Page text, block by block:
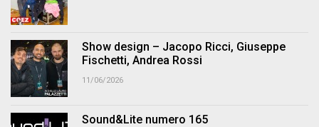
Show design – Jacopo Ricci, Giuseppe
Fischetti, Andrea Rossi
11/06/2026
Sound&Lite numero 165